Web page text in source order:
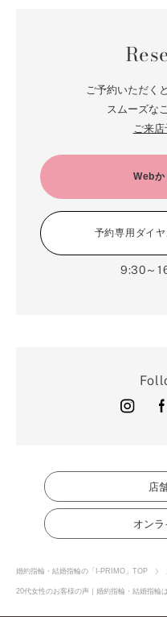
ご予約いただく
スムーズな
ご来
Webか
予約専用ダイ
9:30～
店
オン
婚約指輪・結婚指輪の「I-PRIMO」TOP
20代女性のお客様の声｜婚約指輪・結婚指